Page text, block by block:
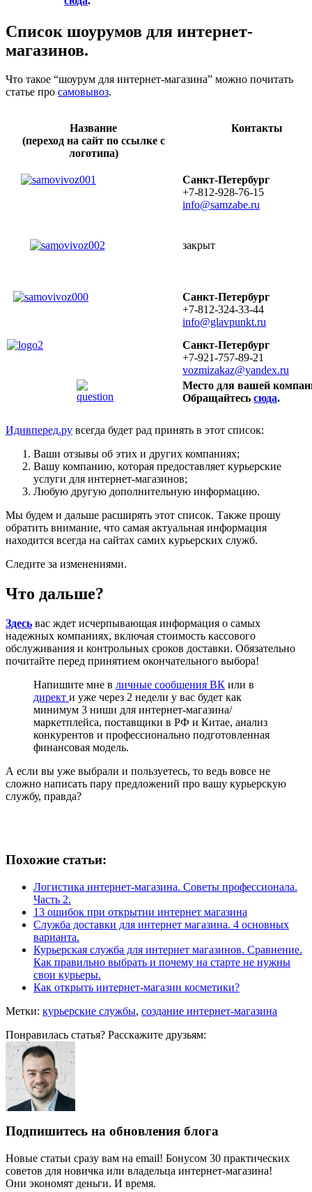
Список шоурумов для интернет-
магазинов.
Что такое “шоурум для интернет-магазина” можно почитать
статье про самовывоз.
Название
(переход на сайт по ссылке с
логотипа)
Контакты
Санкт-Петербург
+7-812-928-76-15
info@samzabe.ru
закрыт
Санкт-Петербург
+7-812-324-33-44
info@glavpunkt.ru
Санкт-Петербург
+7-921-757-89-21
vozmizakaz@yandex.ru
Место для вашей
Обращайтесь сюда.
Идивперед.ру всегда будет рад принять в этот список:
Ваши отзывы об этих и других компаниях;
Вашу компанию, которая предоставляет курьерские
услуги для интернет-магазинов;
Любую другую дополнительную информацию.
Мы будем и дальше расширять этот список. Также прошу
обратить внимание, что самая актуальная информация
находится всегда на сайтах самих курьерских служб.
Следите за изменениями.
Что дальше?
Здесь вас ждет исчерпывающая информация о самых
надежных компаниях, включая стоимость кассового
обслуживания и контрольных сроков доставки. Обязательно
почитайте перед принятием окончательного выбора!
Напишите мне в личные сообщения ВК или в
директ и уже через 2 недели у вас будет как
минимум 3 ниши для интернет-магазина/
маркетплейса, поставщики в РФ и Китае, анализ
конкурентов и профессионально подготовленная
финансовая модель.
А если вы уже выбрали и пользуетесь, то ведь вовсе не
сложно написать пару предложений про вашу курьерскую
службу, правда?
Похожие статьи:
Логистика интернет-магазина. Советы профессионала.
Часть 2.
13 ошибок при открытии интернет магазина
Служба доставки для интернет магазина. 4 основных
варианта.
Курьерская служба для интернет магазинов. Сравнение.
Как правильно выбрать и почему на старте не нужны
свои курьеры.
Как открыть интернет-магазин косметики?
Метки: курьерские службы, создание интернет-магазина
Понравилась статья? Расскажите друзьям:
Подпишитесь на обновления блога
Новые статьи сразу вам на email! Бонусом 30 практических
советов для новичка или владельца интернет-магазина!
Они экономят деньги. И время.